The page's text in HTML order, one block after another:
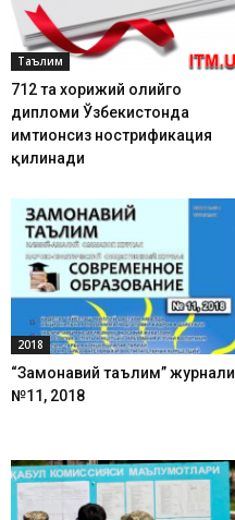
Таълим
712 та хорижий олийгоҳ
дипломи Ўзбекистонда
имтиҳонсиз нострификация
қилинади
2018
“Замонавий таълим” журнали
№11, 2018